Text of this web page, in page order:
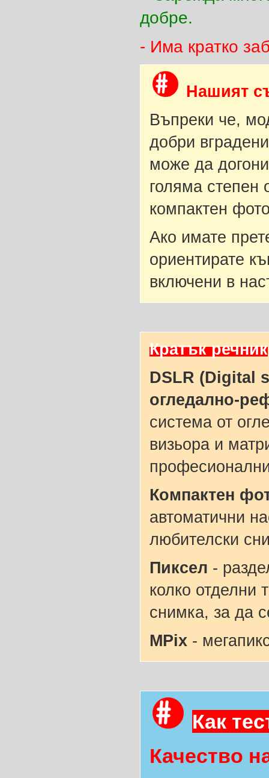
добре.
- Има кратко
Нашият
Въпреки че,
добри
може да
голяма степен
компактен
Ако имате
ориентирате
включени в
Кратък речник
DSLR (Digital
огледално-
система от
визьора и
Компактен
автоматични
любителски
Пиксел -
колко отделни
снимка, за да
MPix -
Как
Качество